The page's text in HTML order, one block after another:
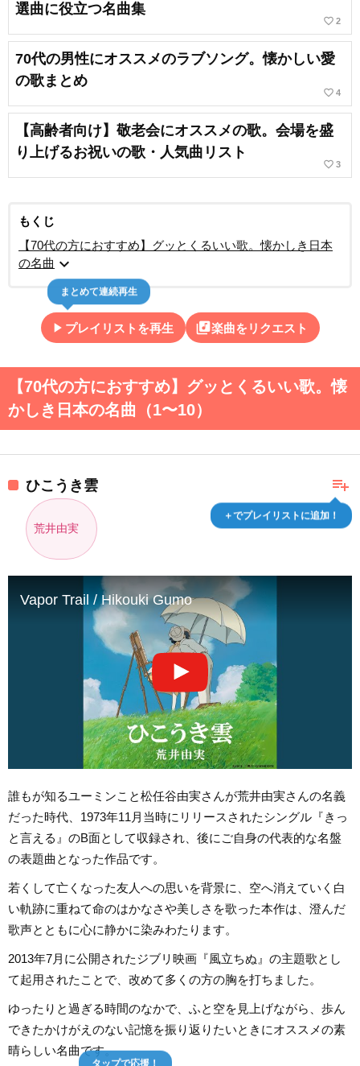
選曲に役立つ名曲集
favorite_border 2
70代の男性にオススメのラブソング。懐かしい愛
の歌まとめ
favorite_border 4
【高齢者向け】敬老会にオススメの歌。会場を盛
り上げるお祝いの歌・人気曲リスト
favorite_border 3
もくじ
【70代の方におすすめ】グッとくるいい歌。懐かしき日本
の名曲 expand_more
play_arrow プレイリストを再生
まとめて連続再生
library_music楽曲をリクエスト
【70代の方におすすめ】グッとくるいい歌。懐
かしき日本の名曲（1〜10）
playlist_add
＋でプレイリストに追加！
ひこうき雲
荒井由実
Vapor Trail / Hikouki Gumo
誰もが知るユーミンこと松任谷由実さんが荒井由実さんの名義
だった時代、1973年11月当時にリリースされたシングル『きっ
と言える』のB面として収録され、後にご自身の代表的な名盤
の表題曲となった作品です。
若くして亡くなった友人への思いを背景に、空へ消えていく白
い軌跡に重ねて命のはかなさや美しさを歌った本作は、澄んだ
歌声とともに心に静かに染みわたります。
2013年7月に公開されたジブリ映画『風立ちぬ』の主題歌とし
て起用されたことで、改めて多くの方の胸を打ちました。
ゆったりと過ぎる時間のなかで、ふと空を見上げながら、歩ん
できたかけがえのない記憶を振り返りたいときにオススメの素
晴らしい名曲です。
タップで応援！